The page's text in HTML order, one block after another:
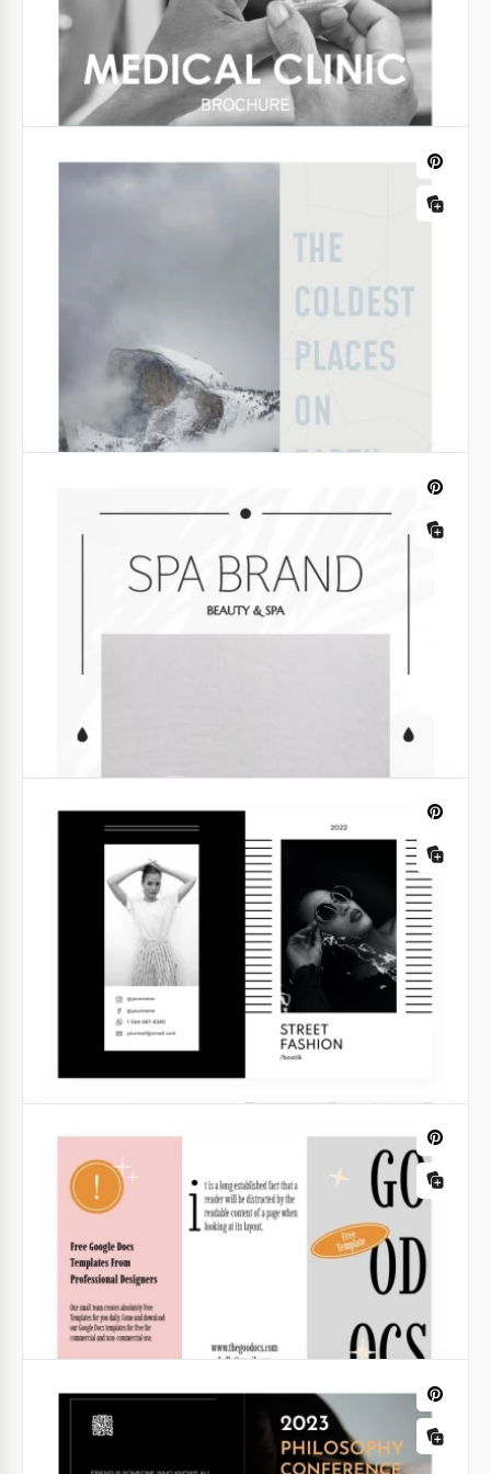
Google Docs
Folheto de Viagem Modesto
Apresentamos nosso modelo de Folheto de Viagem
Verde Abstrato, onde os tons vibrantes da natureza
ganham vida em uma mescla fascinante de arte e
desejo de viajar.
Google Docs